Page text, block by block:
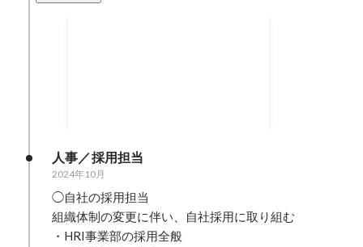
人事／採用担当
2024年10月
◯自社の採用担当
組織体制の変更に伴い、自社採用に取り組む
・HRI事業部の採用全般